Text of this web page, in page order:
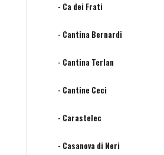
- Ca dei Frati
- Cantina Bernardi
- Cantina Terlan
- Cantine Ceci
- Carastelec
- Casanova di Neri